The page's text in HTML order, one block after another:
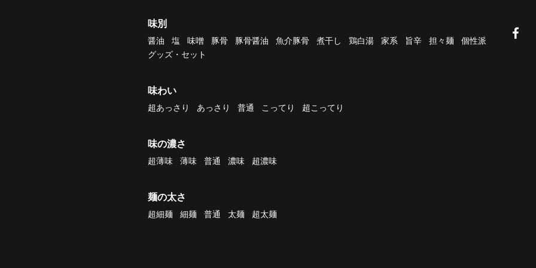
味別
醤油 塩 味噌 豚骨 豚骨醤油 魚介豚骨 煮干し 鶏白湯 家系 旨辛 担々麺
個性派
グッズ・セット
味わい
超あっさり あっさり 普通 こってり 超こってり
味の濃さ
超薄味 薄味 普通 濃味 超濃味
麺の太さ
超細麺 細麺 普通 太麺 超太麺